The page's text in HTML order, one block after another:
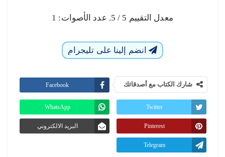
معدل التقييم 5 / 5. عدد الأصوات: 1
انضم إلينا على تليجرام
شارك الكتاب مع أصدقائك Facebook
Twitter
WhatsApp
Pinterest البريد الالكتروني
Telegram